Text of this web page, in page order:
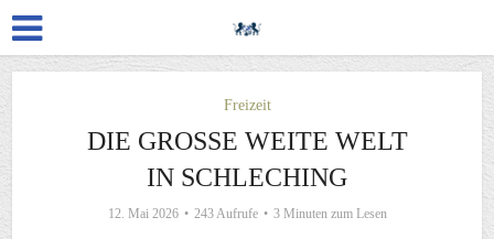
Freizeit
DIE GROSSE WEITE WELT I
N SCHLECHING
12. Mai 2026 243 Aufrufe 3 Minuten zum Lesen